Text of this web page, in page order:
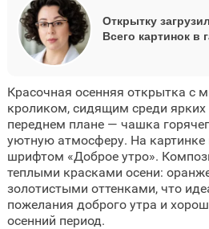
Открытку
Всего картинок в
Красочная осенняя открытка с
кроликом, сидящим среди ярких
переднем плане — чашка
уютную атмосферу. На
шрифтом «Доброе утро».
теплыми красками осени:
золотистыми оттенками, что
пожелания доброго утра и
осенний период.